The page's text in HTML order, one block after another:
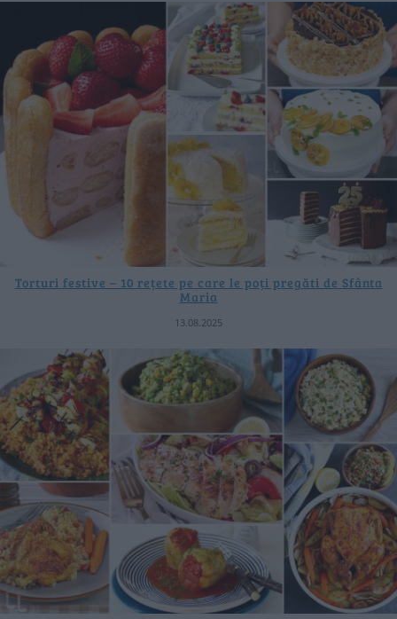
Torturi festive – 10 rețete pe care le poți pregăti de Sfânta
Maria
13.08.2025